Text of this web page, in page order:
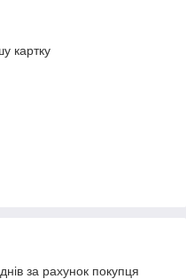
картку
за рахунок покупця